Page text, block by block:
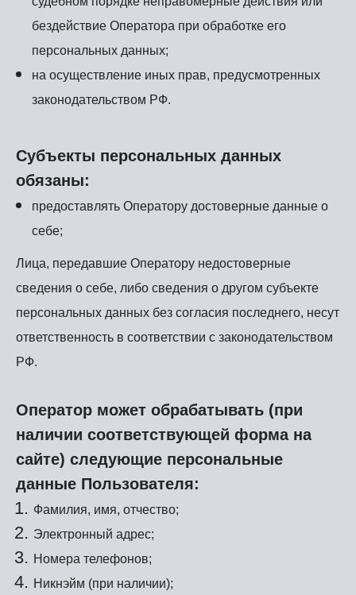
бездействие Оператора при обработке его
персональных данных;
на осуществление иных прав, предусмотренных
законодательством РФ.
Субъекты персональных данных
обязаны:
предоставлять Оператору достоверные данные о
себе;
Лица, передавшие Оператору недостоверные
сведения о себе, либо сведения о другом субъекте
персональных данных без согласия последнего, несут
ответственность в соответствии с законодательством
РФ.
Оператор может обрабатывать (при
наличии соответствующей форма на
сайте) следующие персональные
данные Пользователя:
Фамилия, имя, отчество;
Электронный адрес;
Номера телефонов;
Никнэйм (при наличии);